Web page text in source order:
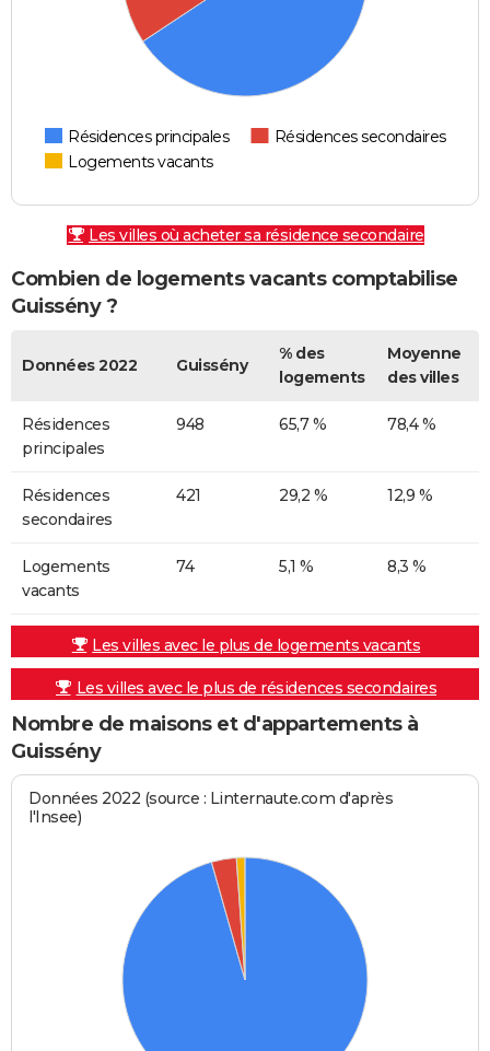
Résidences principales
Résidences secondaires
Logements vacants
Les villes où acheter sa résidence secondaire
Combien de logements vacants comptabilise
Guissény ?
Données 2022 Guissény
% des
logements
Moyenne
des villes
Résidences
principales
948 65,7 % 78,4 %
Résidences
secondaires
421 29,2 % 12,9 %
Logements
vacants
74 5,1 % 8,3 %
Les villes avec le plus de logements vacants
Les villes avec le plus de résidences secondaires
Nombre de maisons et d'appartements à
Guissény
Données 2022 (source : Linternaute.com d'après
l'Insee)